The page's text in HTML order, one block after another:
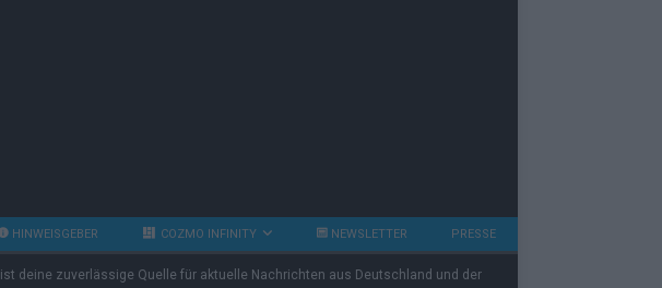
HINWEISGEBER COZMO INFINITY NEWSLETTER PRESSE
ist deine zuverlässige Quelle für aktuelle Nachrichten aus Deutschland und der